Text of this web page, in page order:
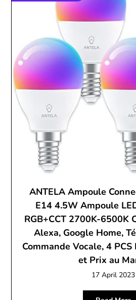
ANTELA Ampoule
E14 4.5W Ampoule
RGB+CCT 2700K-6500K
Alexa, Google Home,
Commande Vocale, 4
et Prix au
17 April 2023